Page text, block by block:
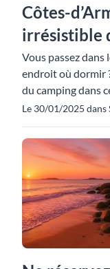
Côtes-
irrésistible
Vous passez dans
endroit où dormir
du camping dans
Le 30/01/2025 dans